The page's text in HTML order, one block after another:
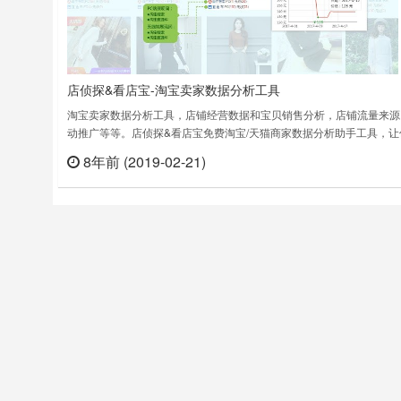
店侦探&看店宝-淘宝卖家数据分析工具
淘宝卖家数据分析工具，店铺经营数据和宝贝销售分析，店铺流量来
动推广等等。店侦探&看店宝免费淘宝/天猫商家数据分析助手工具，
间，价格变化，所属类目，流量来源关键词，直通车关键词，关键词排
数据！根据宝贝页面，提供单个宝贝的淘宝引流词、直通车引流词、
8年前 (2019-02-21)